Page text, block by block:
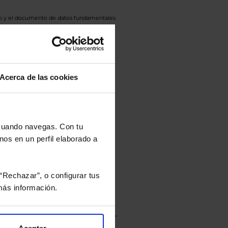
Acerca de las cookies
navegas. Con tu
en un perfil elaborado a
o configurar tus
información.
y el documento de datos fundamentales
de Valor Liquidativo de la sesión
en la divisa Euro.
un estudio gratuito